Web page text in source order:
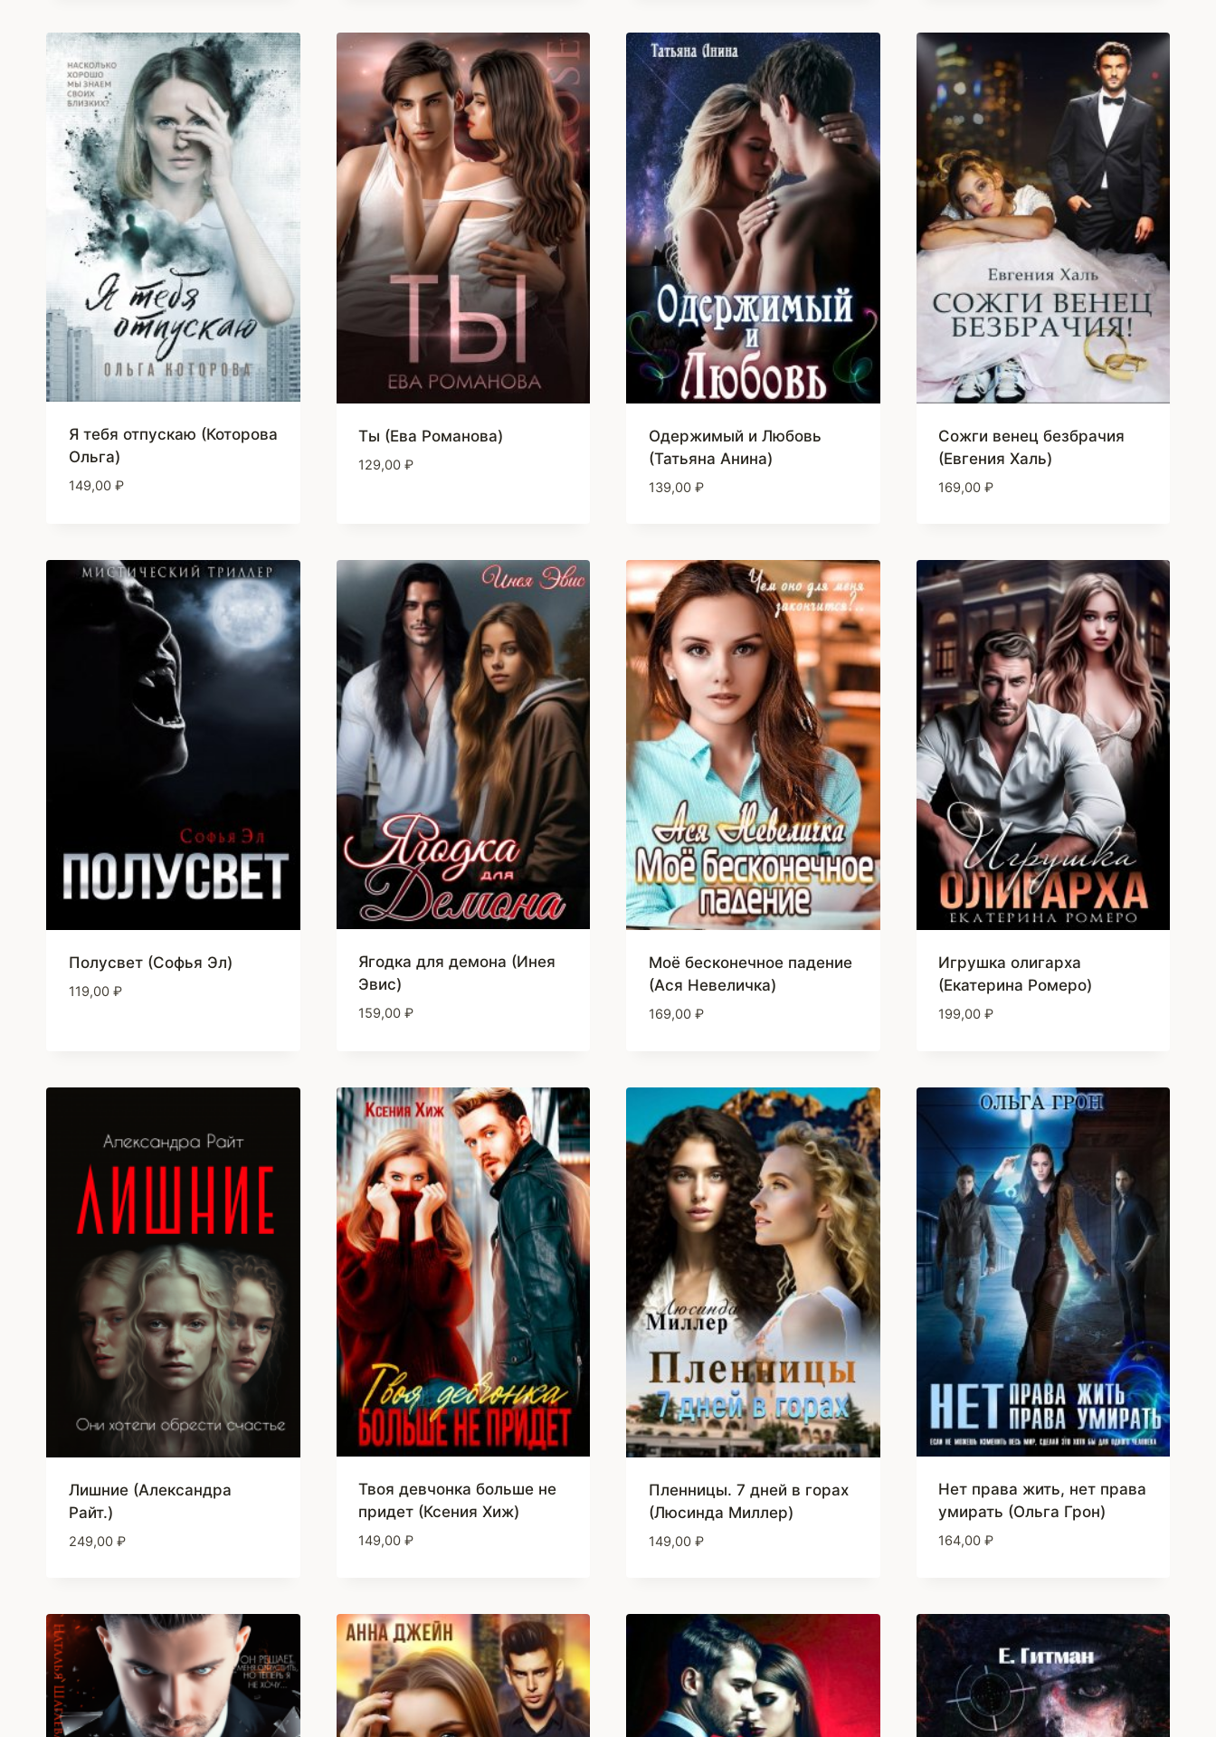
Я тебя отпускаю (Которова
Ольга)
149,00 ₽
Ты (Ева Романова)
129,00 ₽
Одержимый и Любовь
(Татьяна Анина)
139,00 ₽
Сожги венец безбрачия
(Евгения Халь)
169,00 ₽
Полусвет (Софья Эл)
119,00 ₽
Ягодка для демона (Инея
Эвис)
159,00 ₽
Моё бесконечное падение
(Ася Невеличка)
169,00 ₽
Игрушка олигарха
(Екатерина Ромеро)
199,00 ₽
Лишние (Александра
Райт.)
249,00 ₽
Твоя девчонка больше не
придет (Ксения Хиж)
149,00 ₽
Пленницы. 7 дней в горах
(Люсинда Миллер)
149,00 ₽
Нет права жить, нет права
умирать (Ольга Грон)
164,00 ₽